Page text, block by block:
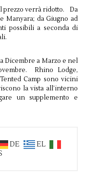
prezzo verrà ridotto. Da
Manyara; da Giugno ad
possibili a seconda di
Dicembre a Marzo e nel
Rhino Lodge,
Camp sono vicini
la vista all’interno
un supplemento e
DE
EL